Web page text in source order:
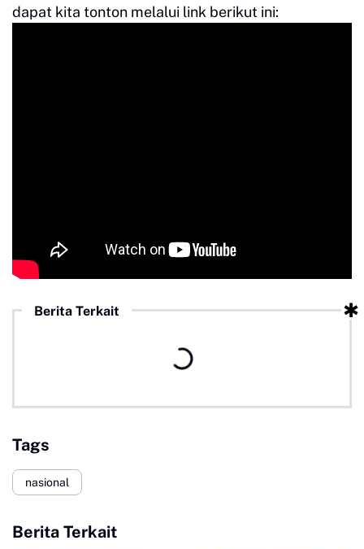
dapat kita tonton melalui link berikut ini:
Berita Terkait
Tags
nasional
Berita Terkait